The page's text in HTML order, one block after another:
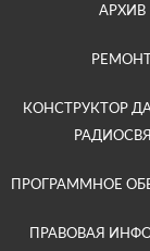
АРХИВ
КОНСТРУКТОР
ПРОГРАММНОЕ
ПРАВОВАЯ